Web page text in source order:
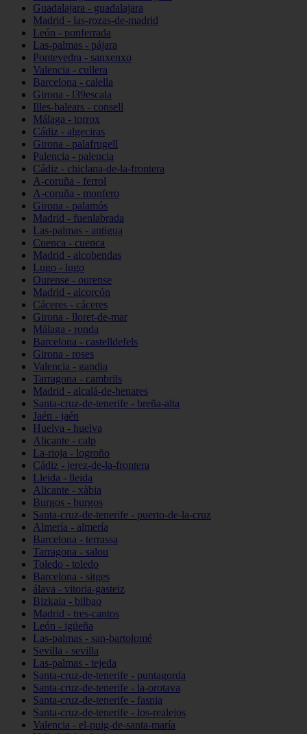
Guadalajara - guadalajara
Madrid - las-rozas-de-madrid
León - ponferrada
Las-palmas - pájara
Pontevedra - sanxenxo
Valencia - cullera
Barcelona - calella
Girona - l39escala
Illes-balears - consell
Málaga - torrox
Cádiz - algeciras
Girona - palafrugell
Palencia - palencia
Cádiz - chiclana-de-la-frontera
A-coruña - ferrol
A-coruña - monfero
Girona - palamós
Madrid - fuenlabrada
Las-palmas - antigua
Cuenca - cuenca
Madrid - alcobendas
Lugo - lugo
Ourense - ourense
Madrid - alcorcón
Cáceres - cáceres
Girona - lloret-de-mar
Málaga - ronda
Barcelona - castelldefels
Girona - roses
Valencia - gandia
Tarragona - cambrils
Madrid - alcalá-de-henares
Santa-cruz-de-tenerife - breña-alta
Jaén - jaén
Huelva - huelva
Alicante - calp
La-rioja - logroño
Cádiz - jerez-de-la-frontera
Lleida - lleida
Alicante - xàbia
Burgos - burgos
Santa-cruz-de-tenerife - puerto-de-la-cruz
Almería - almería
Barcelona - terrassa
Tarragona - salou
Toledo - toledo
Barcelona - sitges
álava - vitoria-gasteiz
Bizkaia - bilbao
Madrid - tres-cantos
León - igüeña
Las-palmas - san-bartolomé
Sevilla - sevilla
Las-palmas - tejeda
Santa-cruz-de-tenerife - puntagorda
Santa-cruz-de-tenerife - la-orotava
Santa-cruz-de-tenerife - fasnia
Santa-cruz-de-tenerife - los-realejos
Valencia - el-puig-de-santa-maría